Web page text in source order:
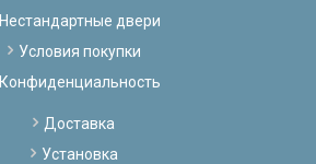
Нестандартные двери
Условия покупки
Конфиденциальность
Доставка
Установка